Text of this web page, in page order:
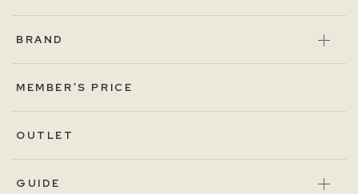
BRAND
MEMBER’S PRICE
OUTLET
GUIDE